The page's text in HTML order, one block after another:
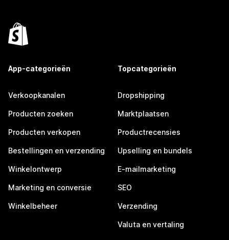
App-categorieën
Verkoopkanalen
Producten zoeken
Producten verkopen
Bestellingen en verzending
Winkelontwerp
Marketing en conversie
Winkelbeheer
Topcategorieën
Dropshipping
Marktplaatsen
Productrecensies
Upselling en bundels
E-mailmarketing
SEO
Verzending
Valuta en vertaling